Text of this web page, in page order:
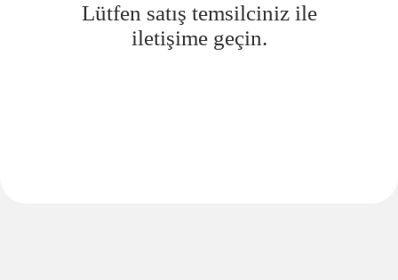
Lütfen satış temsilciniz ile
iletişime geçin.